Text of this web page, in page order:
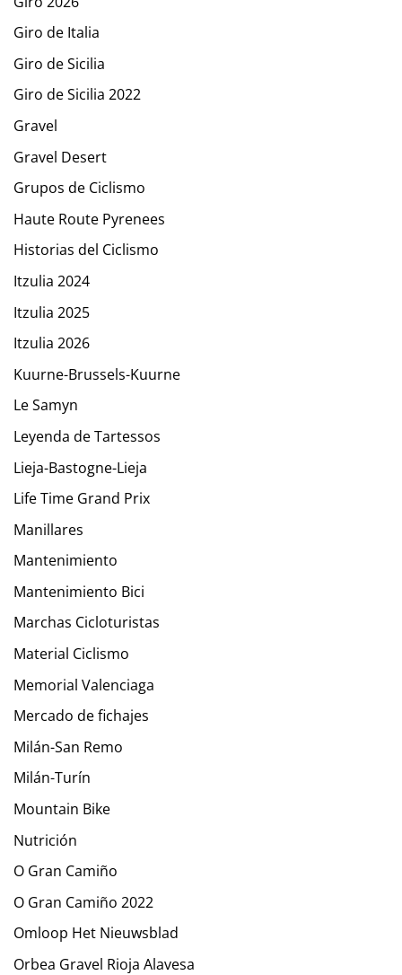
Giro de Italia
Giro de Sicilia
Giro de Sicilia 2022
Gravel
Gravel Desert
Grupos de Ciclismo
Haute Route Pyrenees
Historias del Ciclismo
Itzulia 2024
Itzulia 2025
Itzulia 2026
Kuurne-Brussels-Kuurne
Le Samyn
Leyenda de Tartessos
Lieja-Bastogne-Lieja
Life Time Grand Prix
Manillares
Mantenimiento
Mantenimiento Bici
Marchas Cicloturistas
Material Ciclismo
Memorial Valenciaga
Mercado de fichajes
Milán-San Remo
Milán-Turín
Mountain Bike
Nutrición
O Gran Camiño
O Gran Camiño 2022
Omloop Het Nieuwsblad
Orbea Gravel Rioja Alavesa